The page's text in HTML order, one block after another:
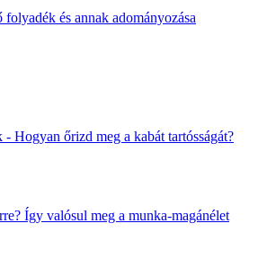
és annak adományozása
Hogyan őrizd meg a kabát tartósságát?
Így valósul meg a munka-magánélet